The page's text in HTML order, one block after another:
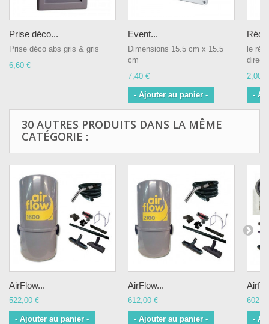
Prise déco...
Prise déco abs gris & gris
6,60 €
Event...
Dimensions 15.5 cm x 15.5
cm
7,40 €
- Ajouter au panier -
le
2,00 €
-
30 AUTRES PRODUITS DANS LA MÊME
CATÉGORIE :
AirFlow...
522,00 €
- Ajouter au panier -
AirFlow...
612,00 €
- Ajouter au panier - -